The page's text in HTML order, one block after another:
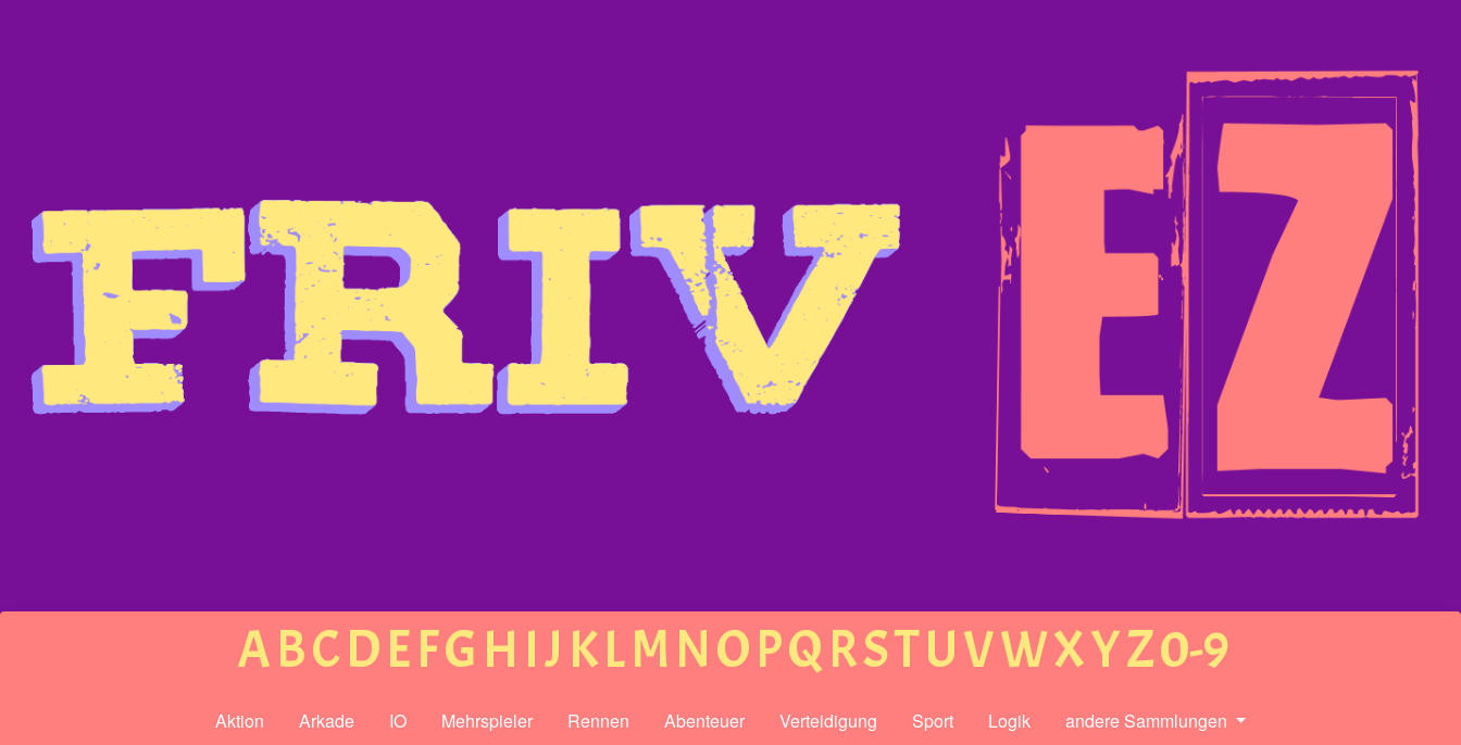
ABCDEFGH IJ KLMNOPQRSTUVWXYZ0-9
Aktion Arkade IO Mehrspieler Rennen Abenteuer Verteidigung Sport Logik andere Sammlungen